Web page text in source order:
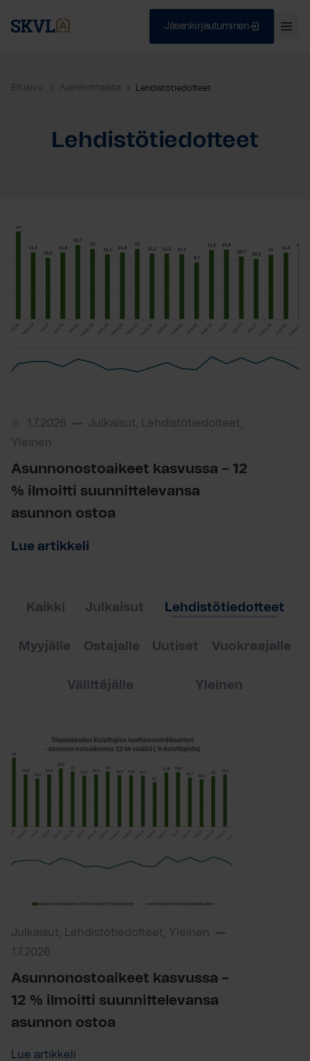
content
Jäsenkirjautuminen
Etusivu Ajankohtaista Lehdistötiedotteet
Lehdistötiedotteet
1.7.2026
Julkaisut, Lehdistötiedotteet,
Yleinen
Asunnonostoaikeet kasvussa – 12
% ilmoitti suunnittelevansa
asunnon ostoa
Lue artikkeli
Kaikki Julkaisut Lehdistötiedotteet
Myyjälle Ostajalle Uutiset Vuokraajalle
Välittäjälle Yleinen
Julkaisut, Lehdistötiedotteet, Yleinen
1.7.2026
Asunnonostoaikeet kasvussa –
12 % ilmoitti suunnittelevansa
asunnon ostoa
Lue artikkeli